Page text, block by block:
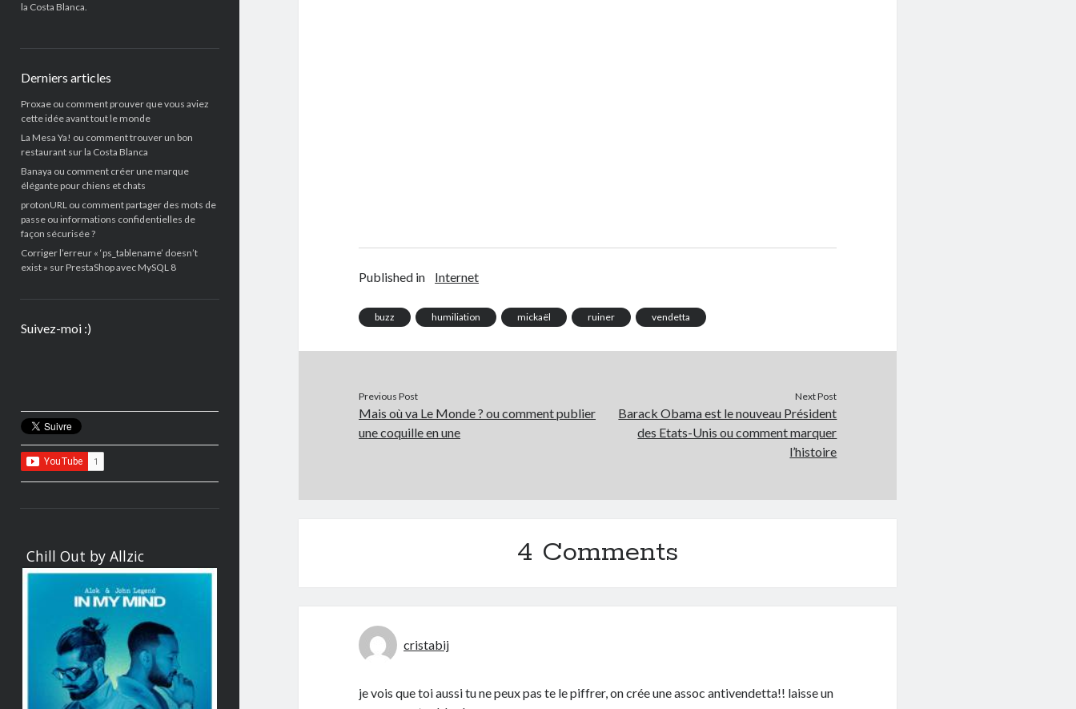
la Costa Blanca.
Derniers articles
Proxae ou comment prouver que vous aviez
cette idée avant tout le monde
La Mesa Ya! ou comment trouver un bon
restaurant sur la Costa Blanca
Banaya ou comment créer une marque
élégante pour chiens et chats
protonURL ou comment partager des mots de
passe ou informations confidentielles de
façon sécurisée ?
Corriger l’erreur « ‘ps_tablename’ doesn’t
exist » sur PrestaShop avec MySQL 8
Suivez-moi :)
Published in Internet
buzz humiliation mickaël ruiner vendetta
Previous Post
Mais où va Le Monde ? ou comment publier
une coquille en une
Next Post
Barack Obama est le nouveau Président
des Etats-Unis ou comment marquer
l’histoire
4 Comments
cristabij
je vois que toi aussi tu ne peux pas te le piffrer, on crée une assoc antivendetta!! laisse un